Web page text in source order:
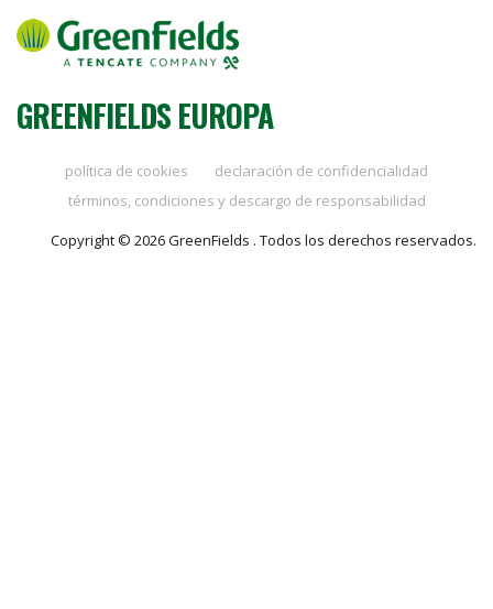
GREENFIELDS EUROPA
política de cookies
declaración de confidencialidad
términos, condiciones y descargo de responsabilidad
Copyright © 2026 GreenFields . Todos los derechos reservados.